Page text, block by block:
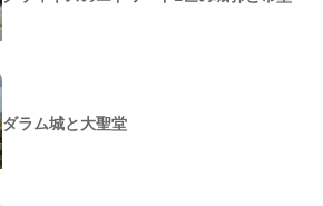
ダラム城と大聖堂